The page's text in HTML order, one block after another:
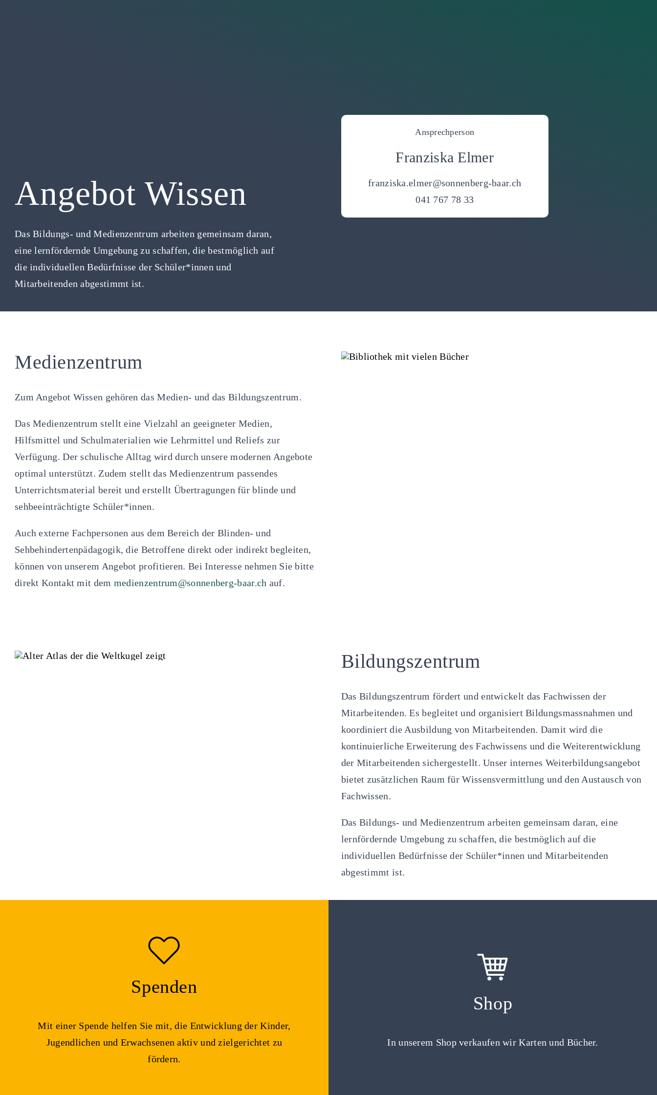
Angebot Wissen
Das Bildungs- und Medienzentrum arbeiten gemeinsam daran,
eine lernfördernde Umgebung zu schaffen, die bestmöglich auf
die individuellen Bedürfnisse der Schüler*innen und
Mitarbeitenden abgestimmt ist.
Ansprechperson
Franziska Elmer
franziska.elmer@sonnenberg-baar.ch
041 767 78 33
Medienzentrum
Zum Angebot Wissen gehören das Medien- und das Bildungszentrum.
Das Medienzentrum stellt eine Vielzahl an geeigneter Medien,
Hilfsmittel und Schulmaterialien wie Lehrmittel und Reliefs zur
Verfügung. Der schulische Alltag wird durch unsere modernen Angebote
optimal unterstützt. Zudem stellt das Medienzentrum passendes
Unterrichtsmaterial bereit und erstellt Übertragungen für blinde und
sehbeeinträchtigte Schüler*innen.
Auch externe Fachpersonen aus dem Bereich der Blinden- und
Sehbehindertenpädagogik, die Betroffene direkt oder indirekt begleiten,
können von unserem Angebot profitieren. Bei Interesse nehmen Sie bitte
direkt Kontakt mit dem medienzentrum@sonnenberg-baar.ch auf.
Bildungszentrum
Das Bildungszentrum fördert und entwickelt das Fachwissen der
Mitarbeitenden. Es begleitet und organisiert Bildungsmassnahmen und
koordiniert die Ausbildung von Mitarbeitenden. Damit wird die
kontinuierliche Erweiterung des Fachwissens und die Weiterentwicklung
der Mitarbeitenden sichergestellt. Unser internes Weiterbildungsangebot
bietet zusätzlichen Raum für Wissensvermittlung und den Austausch von
Fachwissen.
Das Bildungs- und Medienzentrum arbeiten gemeinsam daran, eine
lernfördernde Umgebung zu schaffen, die bestmöglich auf die
individuellen Bedürfnisse der Schüler*innen und Mitarbeitenden
abgestimmt ist.
Spenden
Mit einer Spende helfen Sie mit, die Entwicklung der Kinder,
Jugendlichen und Erwachsenen aktiv und zielgerichtet zu
fördern.
Shop
In unserem Shop verkaufen wir Karten und Bücher.